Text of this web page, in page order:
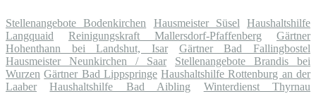
Stellenangebote Bodenkirchen Hausmeister Süsel
Haushaltshilfe
Langquaid
Reinigungskraft Mallersdorf-Pfaffenberg
Gärtner
Hohenthann bei Landshut, Isar
Gärtner Bad Fallingbostel
Hausmeister Neunkirchen / Saar
Stellenangebote Brandis bei
Wurzen Gärtner Bad Lippspringe Haushaltshilfe Rottenburg an der
Laaber
Haushaltshilfe Bad Aibling
Winterdienst Thyrnau